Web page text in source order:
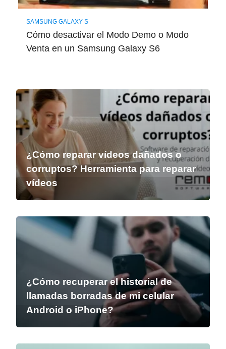
SAMSUNG GALAXY S
Cómo desactivar el Modo Demo o Modo
Venta en un Samsung Galaxy S6
¿Cómo reparar vídeos dañados o
corruptos? Herramienta para reparar
vídeos
¿Cómo recuperar el historial de
llamadas borradas de mi celular
Android o iPhone?